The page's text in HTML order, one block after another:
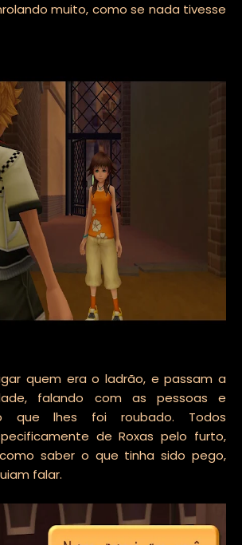
muito, como se nada tivesse
quem era o ladrão, e passam a
falando com as pessoas e
que lhes foi roubado. Todos
de Roxas pelo furto,
saber o que tinha sido pego,
falar.